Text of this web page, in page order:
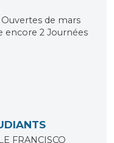
de mars
encore 2 Journées
FRANCISCO